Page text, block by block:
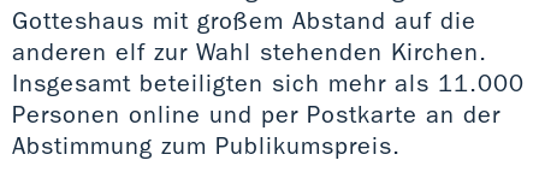
Gotteshaus mit großem Abstand auf die
anderen elf zur Wahl stehenden Kirchen.
Insgesamt beteiligten sich mehr als 11.000
Personen online und per Postkarte an der
Abstimmung zum Publikumspreis.